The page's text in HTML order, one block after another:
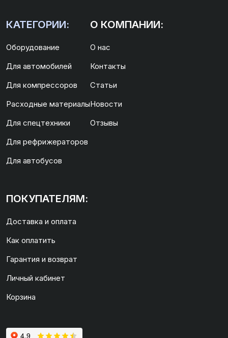
КАТЕГОРИИ:
Оборудование
Для автомобилей
Для компрессоров
Расходные материалы
Для спецтехники
Для рефрижераторов
Для автобусов
О КОМПАНИИ:
О нас
Контакты
Статьи
Новости
Отзывы
ПОКУПАТЕЛЯМ:
Доставка и оплата
Как оплатить
Гарантия и возврат
Личный кабинет
Корзина